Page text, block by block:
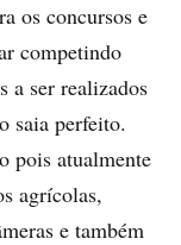
os concursos e
competindo
a ser realizados
saia perfeito.
pois atualmente
agrícolas,
e também